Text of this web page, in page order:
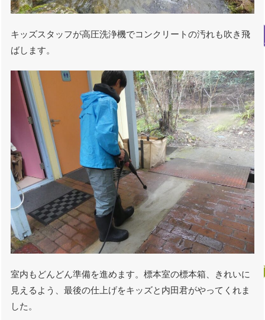
キッズスタッフが高圧洗浄機でコンクリートの汚れも吹き飛
ばします。
室内もどんどん準備を進めます。標本室の標本箱、きれいに
見えるよう、最後の仕上げをキッズと内田君がやってくれま
した。